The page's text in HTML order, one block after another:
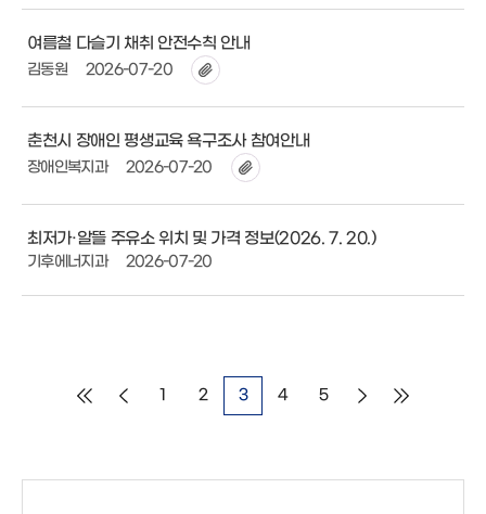
여름철 다슬기 채취 안전수칙 안내
김동원 2026-07-20
춘천시 장애인 평생교육 욕구조사 참여안내
장애인복지과 2026-07-20
최저가·알뜰 주유소 위치 및 가격 정보(2026. 7. 20.)
기후에너지과 2026-07-20
1 2 3 4 5